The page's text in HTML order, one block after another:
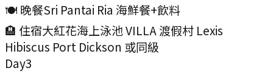
🍽️ 晚餐Sri Pantai Ria 海鮮餐+飲料
🏨 住宿大紅花海上泳池 VILLA 渡假村 Lexis
Hibiscus Port Dickson 或同級
Day3